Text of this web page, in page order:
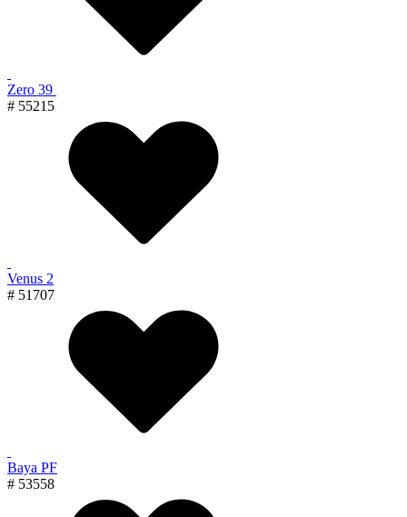
Zero 39
# 55215
Venus 2
# 51707
Baya PF
# 53558